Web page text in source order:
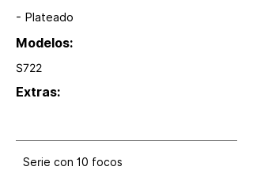
- Plateado
Modelos:
S722
Extras:
Serie con 10 focos